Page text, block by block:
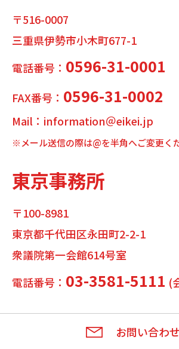
〒516-0007
三重県伊勢市小木町677-1
電話番号： 0596-31-0001
FAX番号： 0596-31-0002
Mail：information＠eikei.jp
※メール送信の際は@を半角へご変更く
東京事務所
〒100-8981
東京都千代田区永田町2-2-1
衆議院第一会館614号室
電話番号： 03-3581-5111 (
お問い合わせ